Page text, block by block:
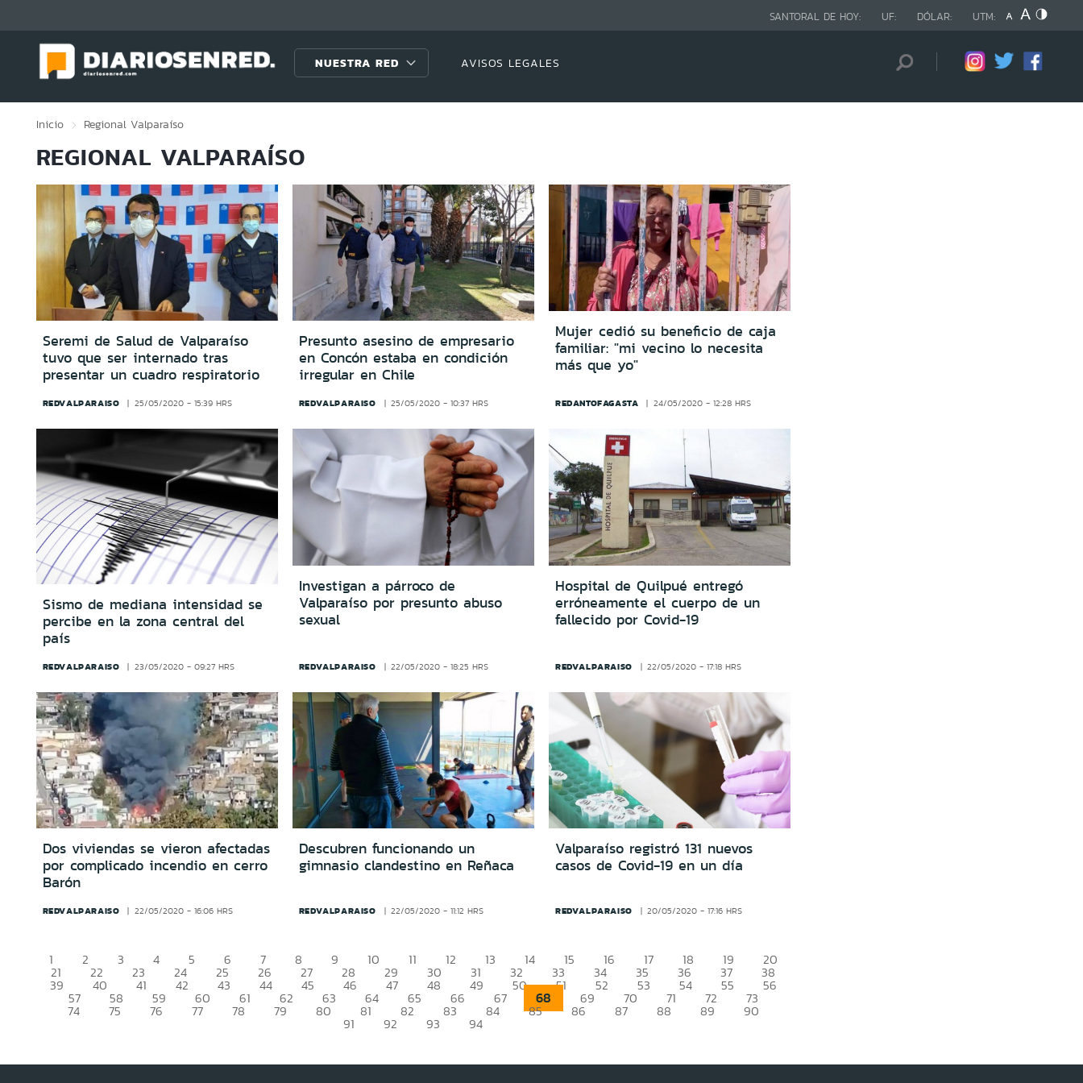
SANTORAL DE HOY: UF: DÓLAR: UTM:
NUESTRA RED AVISOS LEGALES
Inicio Regional Valparaíso
REGIONAL VALPARAÍSO
Seremi de Salud de Valparaíso
tuvo que ser internado tras
presentar un cuadro respiratorio
REDVALPARAISO 25/05/2020 - 15:39 HRS
Presunto asesino de empresario
en Concón estaba en condición
irregular en Chile
REDVALPARAISO 25/05/2020 - 10:37 HRS
Mujer cedió su beneficio de caja
familiar: "mi vecino lo necesita
más que yo"
REDANTOFAGASTA 24/05/2020 - 12:28 HRS
Sismo de mediana intensidad se
percibe en la zona central del
país
REDVALPARAISO 23/05/2020 - 09:27 HRS
Investigan a párroco de
Valparaíso por presunto abuso
sexual
REDVALPARAISO 22/05/2020 - 18:25 HRS
Hospital de Quilpué entregó
erróneamente el cuerpo de un
fallecido por Covid-19
REDVALPARAISO 22/05/2020 - 17:18 HRS
Dos viviendas se vieron afectadas
por complicado incendio en cerro
Barón
REDVALPARAISO 22/05/2020 - 16:06 HRS
Descubren funcionando un
gimnasio clandestino en Reñaca
REDVALPARAISO 22/05/2020 - 11:12 HRS
Valparaíso registró 131 nuevos
casos de Covid-19 en un día
REDVALPARAISO 20/05/2020 - 17:16 HRS
1 2 3 4 5 6 7 8 9 10 11 12 13 14 15 16 17 18 19 20
21 22 23 24 25 26 27 28 29 30 31 32 33 34 35 36 37 38
39 40 41 42 43 44 45 46 47 48 49 50 51 52 53 54 55 56
57 58 59 60 61 62 63 64 65 66 67 68 69 70 71 72 73
74 75 76 77 78 79 80 81 82 83 84 85 86 87 88 89 90
91 92 93 94